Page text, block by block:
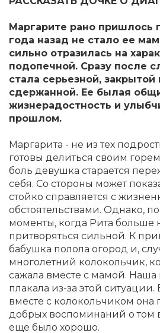
Маргарите рано пришлось
года назад не стало ее
сильно отразилась на
подопечной. Сразу после
стала серьезной, закрытой
сдержанной. Ее былая
жизнерадостность и
прошлом.
Маргарита - не из тех
готовы делиться своим
боль девушка старается
себя. Со стороны может
стойко справляется с
обстоятельствами. Однако,
моменты, когда Рита больше
притворяться сильной. К
бабушка полола огород и,
многолетний колокольчик,
сажала вместе с мамой.
плакала из-за этой ситуации.
вместе с колокольчиком она
добрых воспоминаний о том
еще было хорошо.